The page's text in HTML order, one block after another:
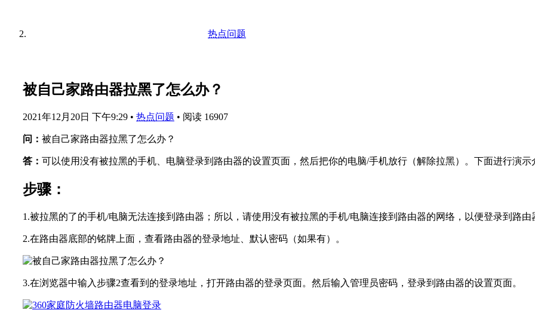
热点问题
被自己家路由器拉黑了怎么办？
2021年12月20日 下午9:29 • 热点问题 • 阅读 16907
问： 被自己家路由器拉黑了怎么办？
答： 可以使用没有被拉黑的手机、电脑登录到路由器的设置页面，然后把你的电脑/手机放行（解除拉黑）。下面进行演示
步骤：
1.被拉黑的了的手机/电脑无法连接到路由器；所以，请使用没有被拉黑的手机/电脑连接到路由器的网络，以便登录到路由
2.在路由器底部的铭牌上面，查看路由器的登录地址、默认密码（如果有）。
3.在浏览器中输入步骤2查看到的登录地址，打开路由器的登录页面。然后输入管理员密码，登录到路由器的设置页面。